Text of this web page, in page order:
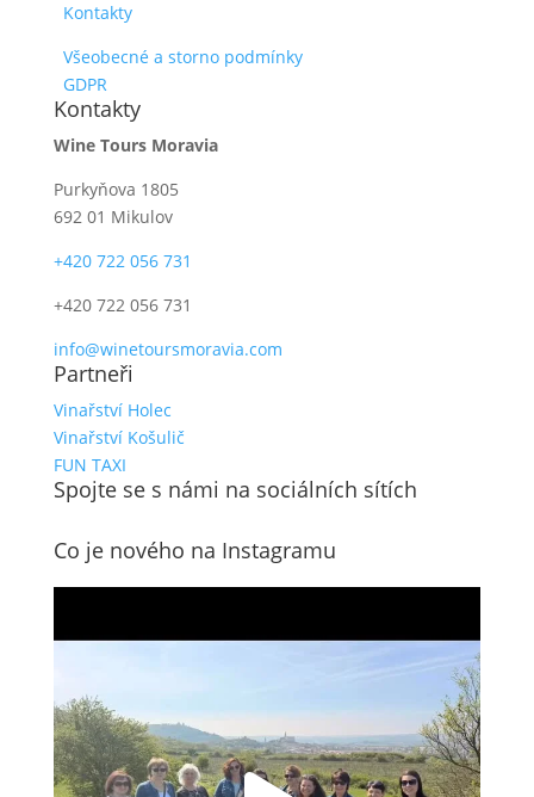
Kontakty
Všeobecné a storno podmínky
GDPR
Kontakty
Wine Tours Moravia
Purkyňova 1805
692 01 Mikulov
+420 722 056 731
+420 722 056 731
info@winetoursmoravia.com
Partneři
Vinařství Holec
Vinařství Košulič
FUN TAXI
Spojte se s námi na sociálních sítích
Co je nového na Instagramu